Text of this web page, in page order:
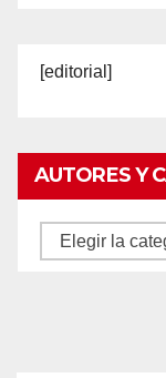
[editorial]
AUTORES Y
Autores